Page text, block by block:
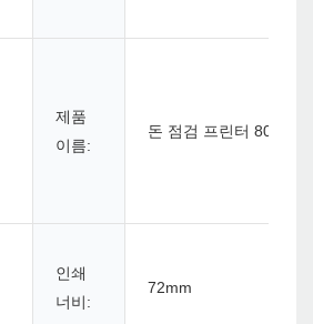
제품
이름:
돈 점검 프린터 80mm
인쇄
너비:
72mm